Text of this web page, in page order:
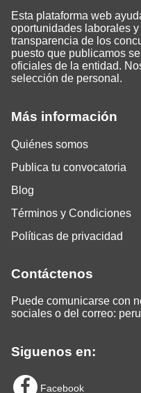
Más información
Quiénes somos
Publica tu convocatoria
Blog
Términos y Condiciones
Políticas de privacidad
Contáctenos
Puede comunicarse con
sociales o del correo:
Siguenos en:
Facebook
Esta plataforma web
oportunidades laborales
transparencia de los
puesto que publicamos
oficiales de la entidad.
selección de personal.